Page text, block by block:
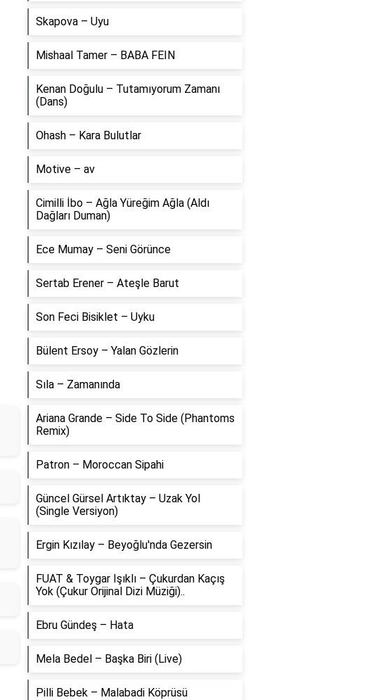
Skapova – Uyu
Mishaal Tamer – BABA FEIN
Kenan Doğulu – Tutamıyorum Zamanı
(Dans)
Ohash – Kara Bulutlar
Motive – av
Cimilli İbo – Ağla Yüreğim Ağla (Aldı
Dağları Duman)
Ece Mumay – Seni Görünce
Sertab Erener – Ateşle Barut
Son Feci Bisiklet – Uyku
Bülent Ersoy – Yalan Gözlerin
Sıla – Zamanında
Ariana Grande – Side To Side (Phantoms
Remix)
Patron – Moroccan Sipahi
Güncel Gürsel Artıktay – Uzak Yol
(Single Versiyon)
Ergin Kızılay – Beyoğlu'nda Gezersin
FUAT & Toygar Işıklı – Çukurdan Kaçış
Yok (Çukur Orijinal Dizi Müziği)..
Ebru Gündeş – Hata
Mela Bedel – Başka Biri (Live)
Pilli Bebek – Malabadi Köprüsü